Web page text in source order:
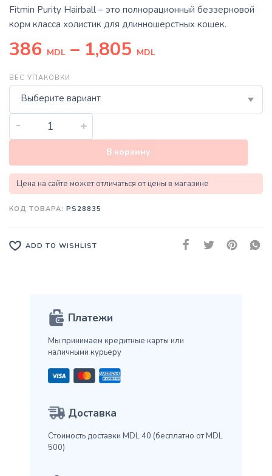
Fitmin Purity Hairball – это полнорационный беззерновой
корм класса холистик для длинношерстных кошек.
386 MDL – 1,805 MDL
ВЕС УПАКОВКИ
Выберите вариант
- +
В корзину
Цена на сайте может отличаться от цены в магазине
КОД ТОВАРА: PS28835
ADD TO WISHLIST
Платежи
Мы принимаем кредитные карты или
наличными курьеру
Доставка
Стоимость доставки MDL 40 (бесплатно от MDL
500)